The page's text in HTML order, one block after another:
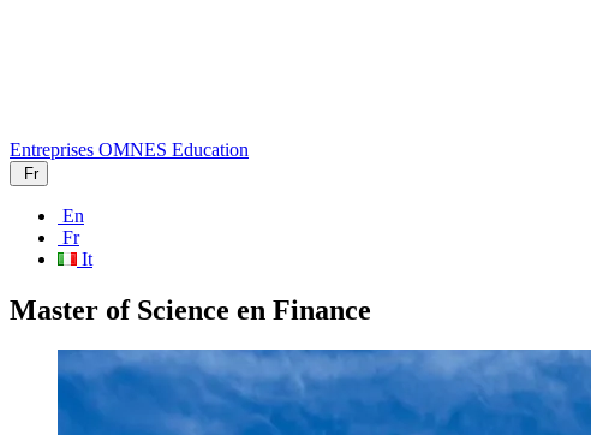
Entreprises OMNES Education
Fr
En
Fr
It
Master of Science en Finance